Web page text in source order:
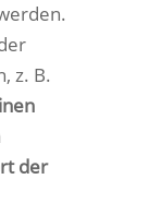
z. B.
der